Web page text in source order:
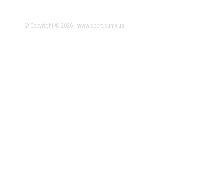
© Copyright © 2026 | www.sport.sumy.ua